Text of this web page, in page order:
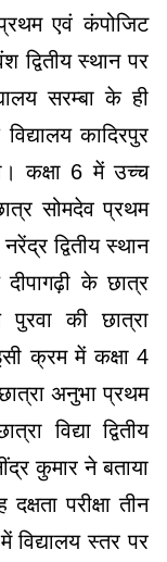
प्रथम एवं कंपोजिट
द्वितीय स्थान पर
सरम्बा के ही
कादिरपुर
कक्षा 6 में उच्च
सोमदेव प्रथम
द्वितीय स्थान
के छात्र
की छात्रा
क्रम में कक्षा 4
अनुभा प्रथम
विद्या द्वितीय
कुमार ने बताया
परीक्षा तीन
स्तर पर